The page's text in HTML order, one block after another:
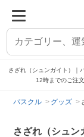
さざれ（シュンガイト）｜
12時までのご注
パスクル グッズ
さざれ（シュン